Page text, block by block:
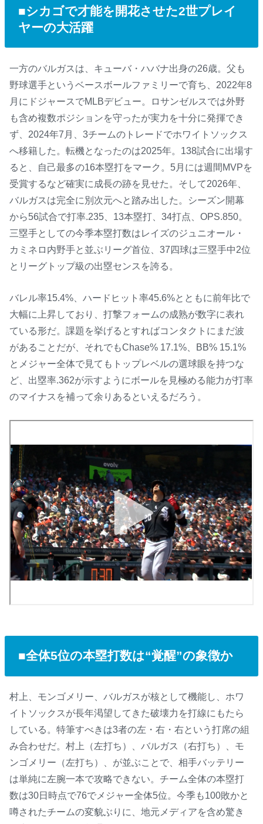
■シカゴで才能を開花させた2世プレイ
ヤーの大活躍
一方のバルガスは、キューバ・ハバナ出身の26歳。父も
野球選手というベースボールファミリーで育ち、2022年8
月にドジャースでMLBデビュー。ロサンゼルスでは外野
も含め複数ポジションを守ったが実力を十分に発揮でき
ず、2024年7月、3チームのトレードでホワイトソックス
へ移籍した。転機となったのは2025年。138試合に出場す
ると、自己最多の16本塁打をマーク。5月には週間MVPを
受賞するなど確実に成長の跡を見せた。そして2026年、
バルガスは完全に別次元へと踏み出した。シーズン開幕
から56試合で打率.235、13本塁打、34打点、OPS.850。
三塁手としての今季本塁打数はレイズのジュニオール・
カミネロ内野手と並ぶリーグ首位、37四球は三塁手中2位
とリーグトップ級の出塁センスを誇る。
バレル率15.4%、ハードヒット率45.6%とともに前年比で
大幅に上昇しており、打撃フォームの成熟が数字に表れ
ている形だ。課題を挙げるとすればコンタクトにまだ波
があることだが、それでもChase% 17.1%、BB% 15.1%
とメジャー全体で見てもトップレベルの選球眼を持つな
ど、出塁率.362が示すようにボールを見極める能力が打率
のマイナスを補って余りあるといえるだろう。
■全体5位の本塁打数は“覚醒”の象徴か
村上、モンゴメリー、バルガスが核として機能し、ホワ
イトソックスが長年渇望してきた破壊力を打線にもたら
している。特筆すべきは3者の左・右・右という打席の組
み合わせだ。村上（左打ち）、バルガス（右打ち）、モ
ンゴメリー（左打ち）、が並ぶことで、相手バッテリー
は単純に左腕一本で攻略できない。チーム全体の本塁打
数は30日時点で76でメジャー全体5位。今季も100敗かと
噂されたチームの変貌ぶりに、地元メディアを含め驚き